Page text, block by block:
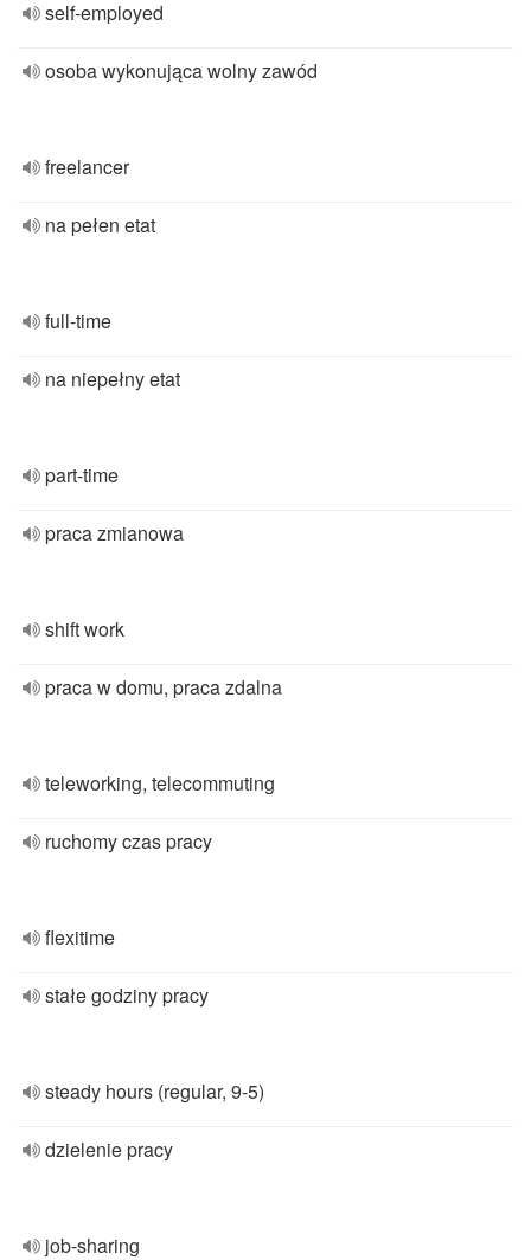
self-employed
osoba wykonująca wolny zawód
freelancer
na pełen etat
full-time
na niepełny etat
part-time
praca zmianowa
shift work
praca w domu, praca zdalna
teleworking, telecommuting
ruchomy czas pracy
flexitime
stałe godziny pracy
steady hours (regular, 9-5)
dzielenie pracy
job-sharing